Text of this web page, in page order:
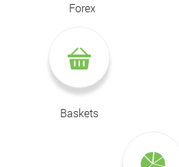
Forex
Baskets